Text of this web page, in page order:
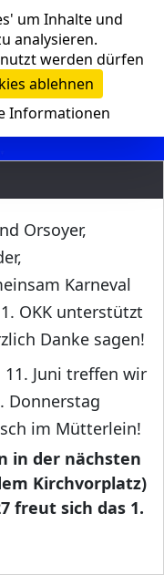
Orsoyer,
Karneval
OKK unterstützt
Danke sagen!
Juni treffen wir
Donnerstag
im Mütterlein!
in der nächsten
Kirchvorplatz)
freut sich das 1.
um Inhalte und
analysieren.
werden dürfen
ablehnen
Informationen